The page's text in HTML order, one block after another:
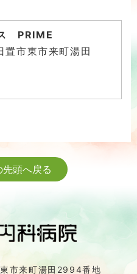
PRIME
市東市来町湯田
頭へ戻る
市来町湯田2994番地